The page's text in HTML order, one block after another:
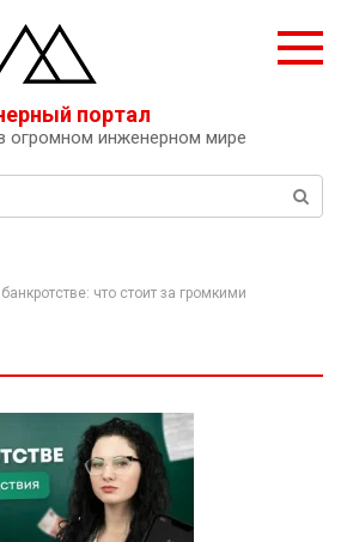
портал
огромном инженерном мире
что стоит за громкими